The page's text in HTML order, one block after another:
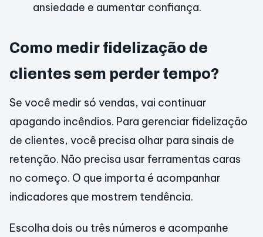
ansiedade e aumentar confiança.
Como medir fidelização de
clientes sem perder tempo?
Se você medir só vendas, vai continuar
apagando incêndios. Para gerenciar fidelização
de clientes, você precisa olhar para sinais de
retenção. Não precisa usar ferramentas caras
no começo. O que importa é acompanhar
indicadores que mostrem tendência.
Escolha dois ou três números e acompanhe